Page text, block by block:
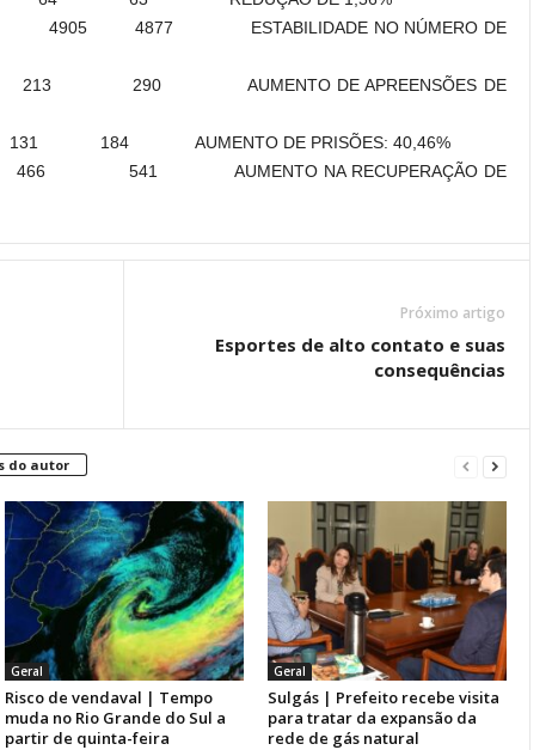
ESTABILIDADE NO NÚMERO DE
213 290 AUMENTO DE APREENSÕES DE
131 184 AUMENTO DE PRISÕES: 40,46%
466 541 AUMENTO NA RECUPERAÇÃO DE
Próximo artigo
Esportes de alto contato e suas
consequências
do autor
Geral
Risco de vendaval | Tempo
muda no Rio Grande do Sul a
partir de quinta-feira
Geral
Sulgás | Prefeito recebe visita
para tratar da expansão da
rede de gás natural